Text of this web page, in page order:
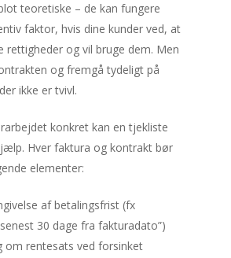
teoretiske – de kan fungere
faktor, hvis dine kunder ved, at
rettigheder og vil bruge dem. Men
og fremgå tydeligt på
ikke er tvivl.
konkret kan en tjekliste
Hver faktura og kontrakt bør
elementer:
af betalingsfrist (fx
30 dage fra fakturadato”)
om rentesats ved forsinket